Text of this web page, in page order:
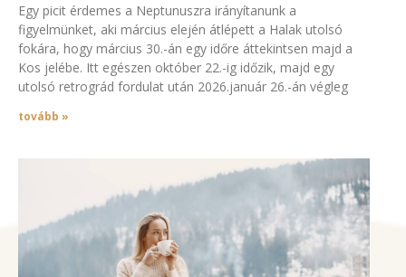
Egy picit érdemes a Neptunuszra irányítanunk a
figyelmünket, aki március elején átlépett a Halak utolsó
fokára, hogy március 30.-án egy időre áttekintsen majd a
Kos jelébe. Itt egészen október 22.-ig időzik, majd egy
utolsó retrográd fordulat után 2026.január 26.-án végleg
tovább »